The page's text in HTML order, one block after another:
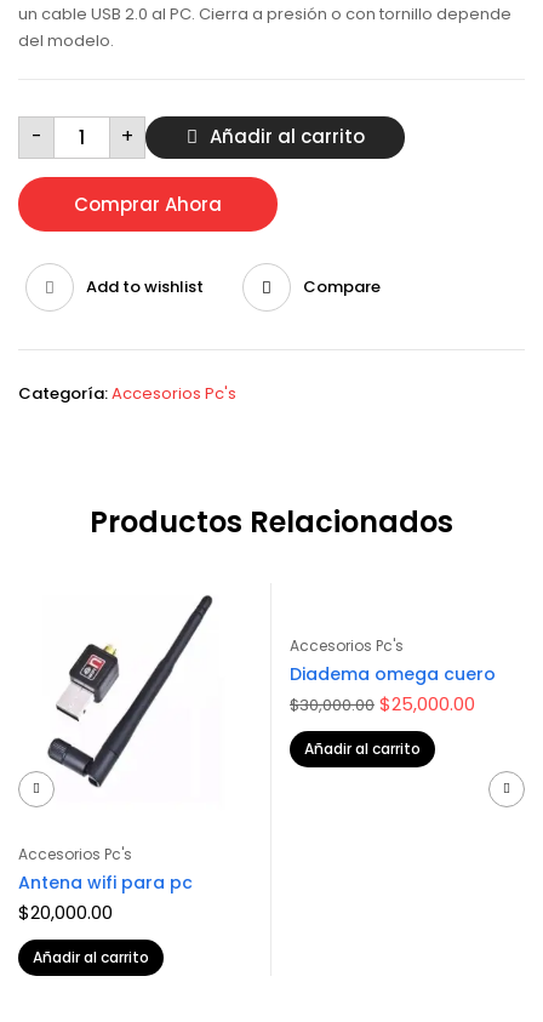
un cable USB 2.0 al PC. Cierra a presión o con tornillo depende
del modelo.
- Caja
Externa
Para
cantidad
+ Añadir al carrito
Comprar Ahora
Add to wishlist Compare
Categoría:Accesorios Pc's
Productos Relacionados
Accesorios Pc's
Antena wifi para pc
$20,000.00
Añadir al carrito
Accesorios Pc's
Diadema omega cuero
$30,000.00 Original
price
was:
$30,000.00.
$25,000.00
Añadir al carrito